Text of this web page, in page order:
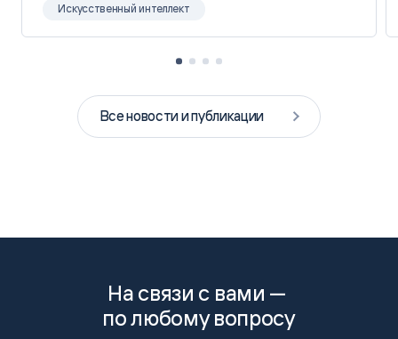
Искусственный интеллект
Все новости и публикации
На связи с вами —
по любому вопросу